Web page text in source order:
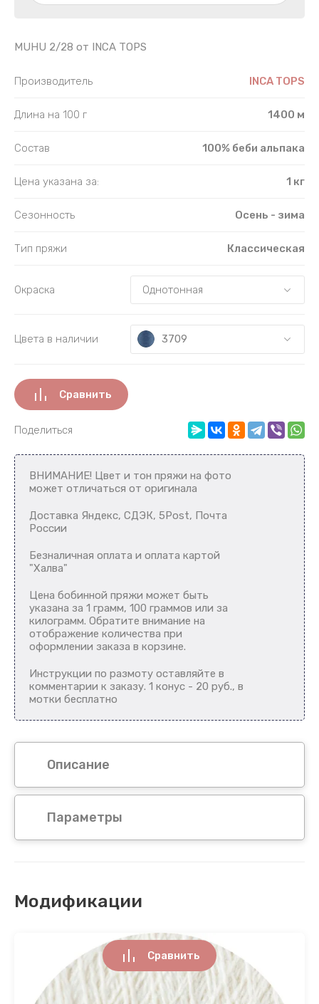
SURI AIR
TIYARIK
AIR
MUHU 2/28 от INCA TOPS
Производитель INCA TOPS
Длина на 100 г 1400 м
Состав 100% беби альпака
Цена указана за: 1 кг
Сезонность Осень - зима
Тип пряжи Классическая
Окраска
Цвета в наличии 3709
Сравнить
Поделиться
ВНИМАНИЕ! Цвет и тон пряжи на фото
может отличаться от оригинала
Доставка Яндекс, СДЭК, 5Post, Почта
России
Безналичная оплата и оплата картой
"Халва"
Цена бобинной пряжи может быть
указана за 1 грамм, 100 граммов или за
килограмм. Обратите внимание на
отображение количества при
оформлении заказа в корзине.
Инструкции по размоту оставляйте в
комментарии к заказу. 1 конус - 20 руб., в
мотки бесплатно
Описание
Параметры
Модификации
Сравнить